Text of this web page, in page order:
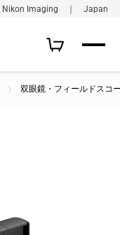
Nikon Imaging ｜ Japan
双眼鏡・フィールドスコ